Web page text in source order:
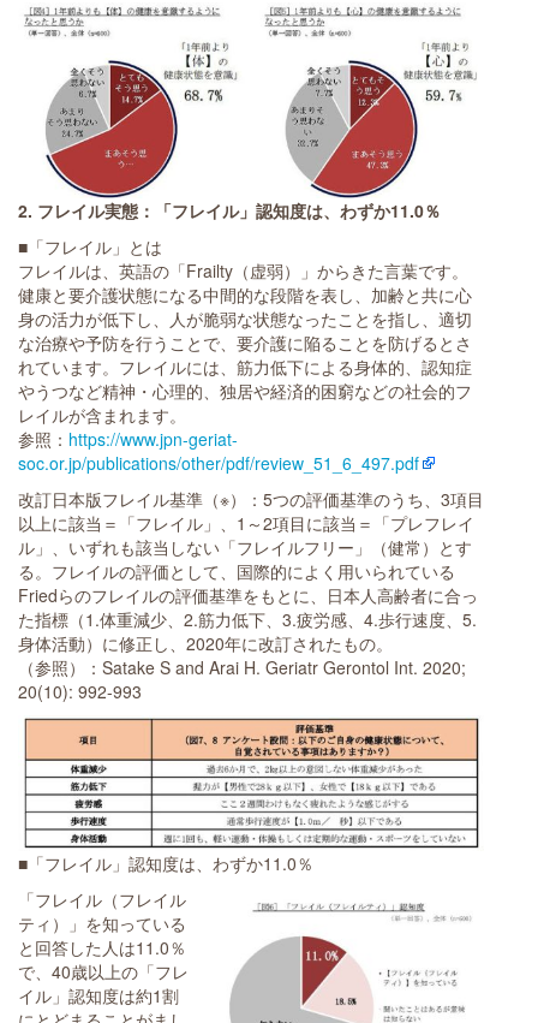
2. フレイル実態：「フレイル」認知度は、わずか11.0％
■「フレイル」とは
フレイルは、英語の「Frailty（虚弱）」からきた言葉です。
健康と要介護状態になる中間的な段階を表し、加齢と共に心
身の活力が低下し、人が脆弱な状態なったことを指し、適切
な治療や予防を行うことで、要介護に陥ることを防げるとさ
れています。フレイルには、筋力低下による身体的、認知症
やうつなど精神・心理的、独居や経済的困窮などの社会的フ
レイルが含まれます。
参照： https://www.jpn-geriat-
soc.or.jp/publications/other/pdf/review_51_6_497.pdf
改訂日本版フレイル基準（※）：5つの評価基準のうち、3項目
以上に該当＝「フレイル」、1～2項目に該当＝「プレフレイ
ル」、いずれも該当しない「フレイルフリー」（健常）とす
る。フレイルの評価として、国際的によく用いられている
Friedらのフレイルの評価基準をもとに、日本人高齢者に合っ
た指標（1.体重減少、2.筋力低下、3.疲労感、4.歩行速度、5.
身体活動）に修正し、2020年に改訂されたもの。
（参照）：Satake S and Arai H. Geriatr Gerontol Int. 2020;
20(10): 992-993
■「フレイル」認知度は、わずか11.0％
「フレイル（フレイル
ティ）」を知っている
と回答した人は11.0％
で、40歳以上の「フレ
イル」認知度は約1割